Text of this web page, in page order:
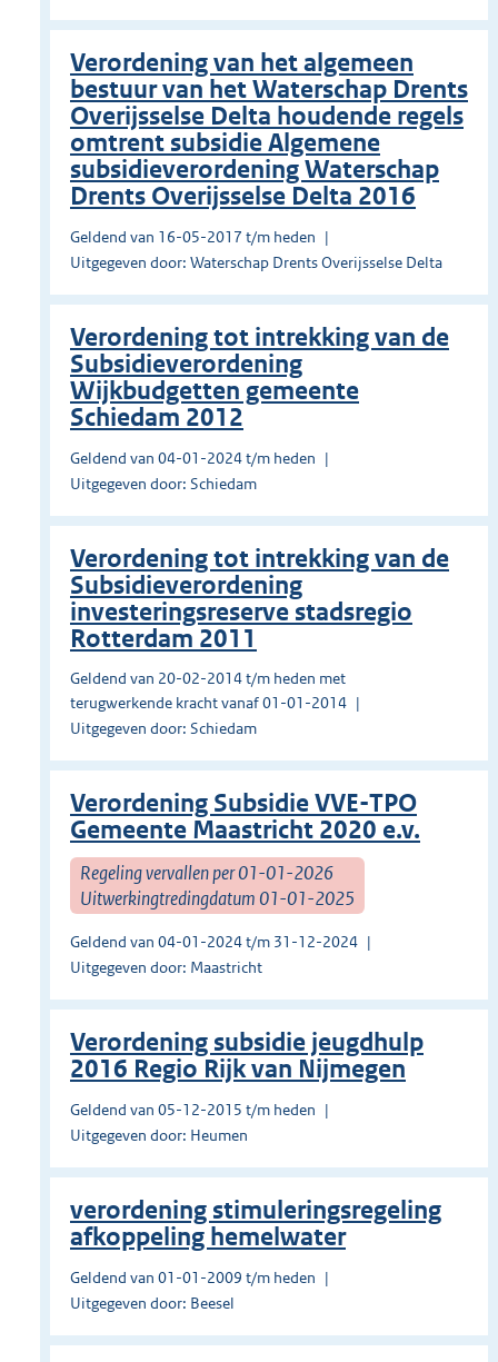
Verordening van het algemeen
bestuur van het Waterschap Drents
Overijsselse Delta houdende regels
omtrent subsidie Algemene
subsidieverordening Waterschap
Drents Overijsselse Delta 2016
Geldend van 16-05-2017 t/m heden
Uitgegeven door: Waterschap Drents Overijsselse Delta
Verordening tot intrekking van de
Subsidieverordening
Wijkbudgetten gemeente
Schiedam 2012
Geldend van 04-01-2024 t/m heden
Uitgegeven door: Schiedam
Verordening tot intrekking van de
Subsidieverordening
investeringsreserve stadsregio
Rotterdam 2011
Geldend van 20-02-2014 t/m heden met
terugwerkende kracht vanaf 01-01-2014
Uitgegeven door: Schiedam
Verordening Subsidie VVE-TPO
Gemeente Maastricht 2020 e.v.
Regeling vervallen per 01-01-2026
Uitwerkingtredingdatum 01-01-2025
Geldend van 04-01-2024 t/m 31-12-2024
Uitgegeven door: Maastricht
Verordening subsidie jeugdhulp
2016 Regio Rijk van Nijmegen
Geldend van 05-12-2015 t/m heden
Uitgegeven door: Heumen
verordening stimuleringsregeling
afkoppeling hemelwater
Geldend van 01-01-2009 t/m heden
Uitgegeven door: Beesel